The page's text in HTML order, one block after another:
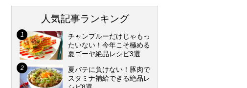
人気記事ランキング
チャンプルーだけじゃもっ
たいない！今年こそ極める
夏ゴーヤ絶品レシピ3選
夏バテに負けない！豚肉で
スタミナ補給できる絶品レ